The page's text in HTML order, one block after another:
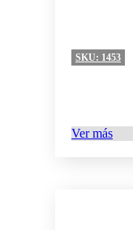
SKU: 1453
Ver más